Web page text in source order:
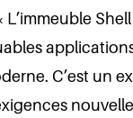
C’est un